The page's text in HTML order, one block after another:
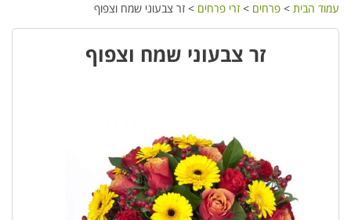
עמוד הבית > פרחים > זרי פרחים > זר צבעוני שמח וצפוף
זר צבעוני שמח וצפוף